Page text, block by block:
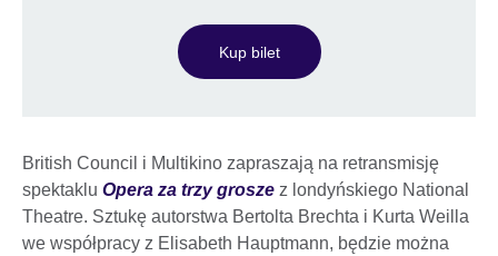
Kup bilet
British Council i Multikino zapraszają na retransmisję
spektaklu Opera za trzy grosze z londyńskiego National
Theatre. Sztukę autorstwa Bertolta Brechta i Kurta Weilla
we współpracy z Elisabeth Hauptmann, będzie można